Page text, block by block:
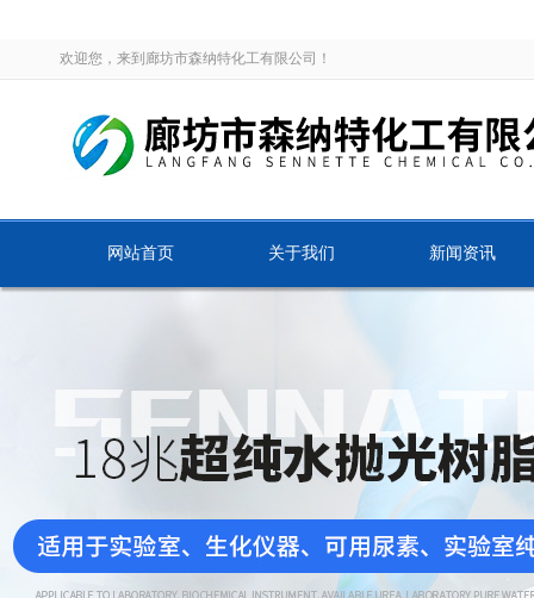
欢迎您，来到廊坊市森纳特化工有限公司！
网站首页 关于我们 新闻资讯